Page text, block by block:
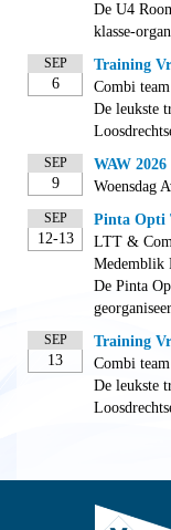
De U4
klasse-
SEP
6
Training
Combi
De leukste
SEP
9
WAW 2026
Woensdag
SEP
12-13
Pinta Opti
LTT &
Medemblik
De Pinta
SEP
13
Training
Combi
De leukste